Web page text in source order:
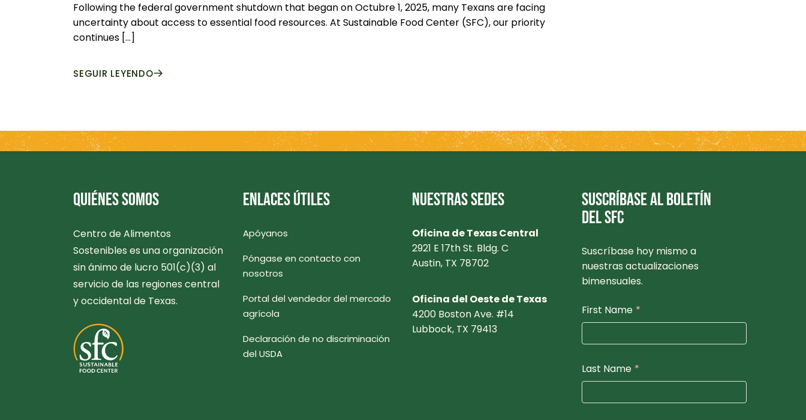
Following the federal government shutdown that began on Octubre 1, 2025, many Texans are facing
uncertainty about access to essential food resources. At Sustainable Food Center (SFC), our priority
continues […]
SEGUIR LEYENDO
QUIÉNES SOMOS
Centro de Alimentos
Sostenibles es una organización
sin ánimo de lucro 501(c)(3) al
servicio de las regiones central
y occidental de Texas.
ENLACES ÚTILES
Apóyanos
Póngase en contacto con
nosotros
Portal del vendedor del mercado
agrícola
Declaración de no discriminación
del USDA
NUESTRAS SEDES
Oficina de Texas Central
2921 E 17th St. Bldg. C
Austin, TX 78702
Oficina del Oeste de Texas
4200 Boston Ave. #14
Lubbock, TX 79413
SUSCRÍBASE AL BOLETÍN
DEL SFC
Suscríbase hoy mismo a
nuestras actualizaciones
bimensuales.
First Name *
Last Name *